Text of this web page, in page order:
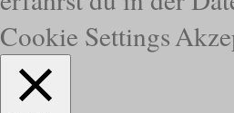
Cookie Settings